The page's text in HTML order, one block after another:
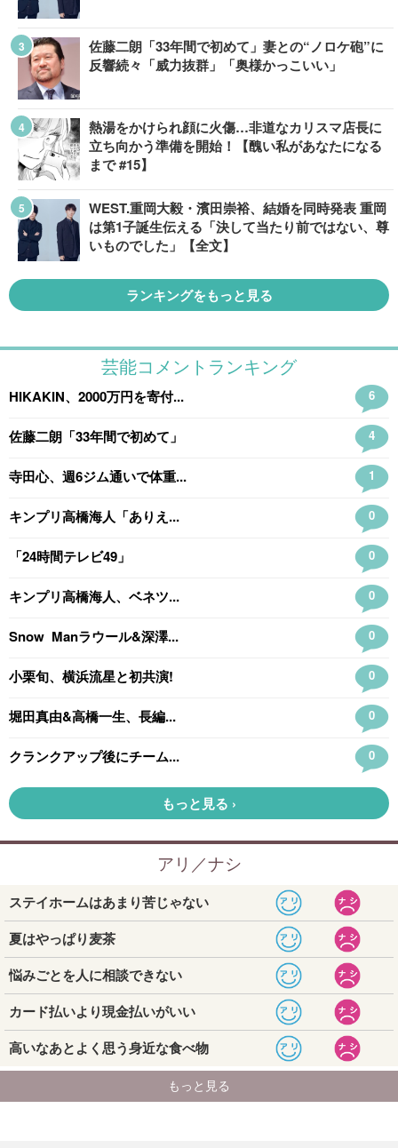
佐藤二朗「33年間で初めて」妻との“ノロケ砲”に
反響続々「威力抜群」「奥様かっこいい」
熱湯をかけられ顔に火傷…非道なカリスマ店長に
立ち向かう準備を開始！【醜い私があなたになる
まで #15】
WEST.重岡大毅・濱田崇裕、結婚を同時発表 重岡
は第1子誕生伝える「決して当たり前ではない、尊
いものでした」【全文】
ランキングをもっと見る